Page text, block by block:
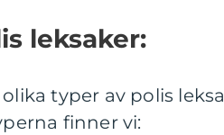
leksaker:
typer av polis
finner vi: